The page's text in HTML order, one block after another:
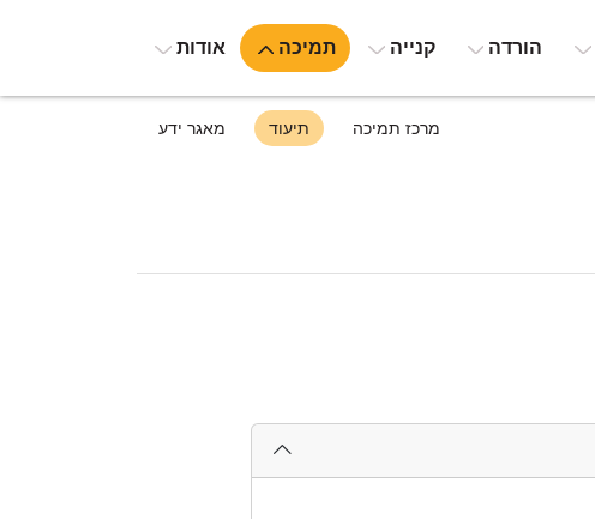
הורדה קנייה תמיכה אודות
מרכז תמיכה תיעוד מאגר ידע